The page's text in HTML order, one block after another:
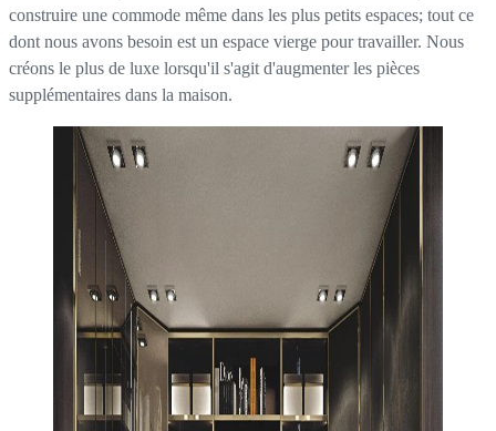
construire une commode même dans les plus petits espaces; tout ce
dont nous avons besoin est un espace vierge pour travailler. Nous
créons le plus de luxe lorsqu'il s'agit d'augmenter les pièces
supplémentaires dans la maison.